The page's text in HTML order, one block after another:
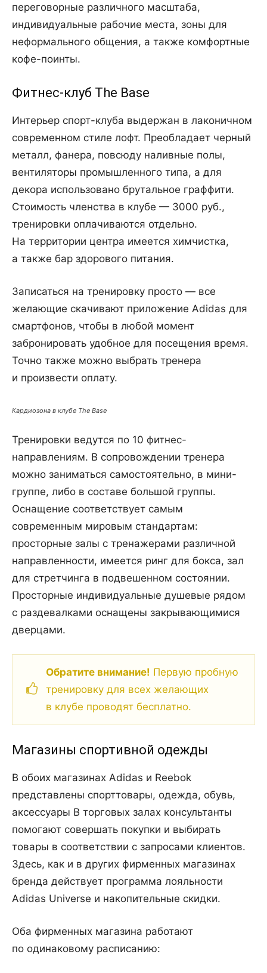
переговорные различного масштаба,
индивидуальные рабочие места, зоны для
неформального общения, а также комфортные
кофе-поинты.
Фитнес-клуб The Base
Интерьер спорт-клуба выдержан в лаконичном
современном стиле лофт. Преобладает черный
металл, фанера, повсюду наливные полы,
вентиляторы промышленного типа, а для
декора использовано брутальное граффити.
Стоимость членства в клубе — 3000 руб.,
тренировки оплачиваются отдельно.
На территории центра имеется химчистка,
а также бар здорового питания.
Записаться на тренировку просто — все
желающие скачивают приложение Adidas для
смартфонов, чтобы в любой момент
забронировать удобное для посещения время.
Точно также можно выбрать тренера
и произвести оплату.
Кардиозона в клубе The Base
Тренировки ведутся по 10 фитнес-
направлениям. В сопровождении тренера
можно заниматься самостоятельно, в мини-
группе, либо в составе большой группы.
Оснащение соответствует самым
современным мировым стандартам:
просторные залы с тренажерами различной
направленности, имеется ринг для бокса, зал
для стретчинга в подвешенном состоянии.
Просторные индивидуальные душевые рядом
с раздевалками оснащены закрывающимися
дверцами.
Обратите внимание! Первую пробную
тренировку для всех желающих
в клубе проводят бесплатно.
Магазины спортивной одежды
В обоих магазинах Adidas и Reebok
представлены спорттовары, одежда, обувь,
аксессуары В торговых залах консультанты
помогают совершать покупки и выбирать
товары в соответствии с запросами клиентов.
Здесь, как и в других фирменных магазинах
бренда действует программа лояльности
Adidas Universe и накопительные скидки.
Оба фирменных магазина работают
по одинаковому расписанию: